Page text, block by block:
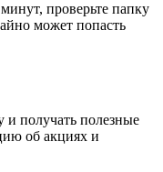
проверьте папку
может попасть
и получать полезные
об акциях и